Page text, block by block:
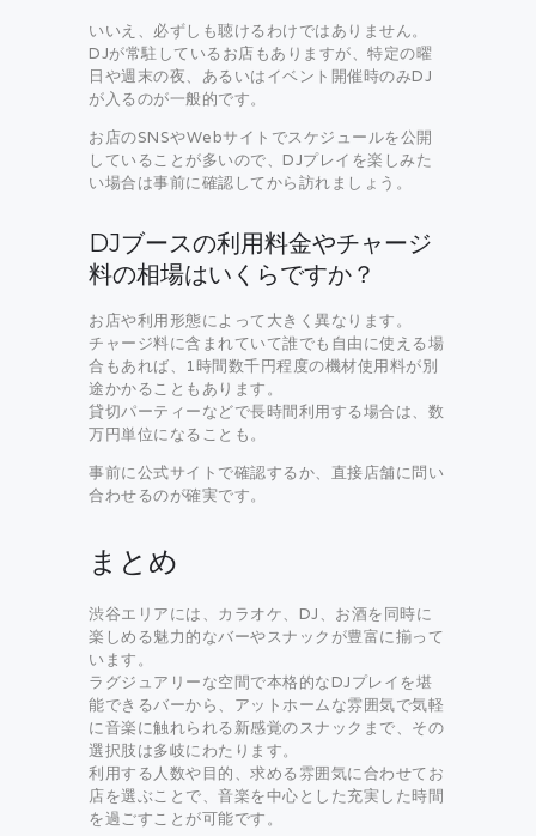
いいえ、必ずしも聴けるわけではありません。
DJが常駐しているお店もありますが、特定の曜
日や週末の夜、あるいはイベント開催時のみDJ
が入るのが一般的です。
お店のSNSやWebサイトでスケジュールを公開
していることが多いので、DJプレイを楽しみた
い場合は事前に確認してから訪れましょう。
DJブースの利用料金やチャージ
料の相場はいくらですか？
お店や利用形態によって大きく異なります。
チャージ料に含まれていて誰でも自由に使える場
合もあれば、1時間数千円程度の機材使用料が別
途かかることもあります。
貸切パーティーなどで長時間利用する場合は、数
万円単位になることも。
事前に公式サイトで確認するか、直接店舗に問い
合わせるのが確実です。
まとめ
渋谷エリアには、カラオケ、DJ、お酒を同時に
楽しめる魅力的なバーやスナックが豊富に揃って
います。
ラグジュアリーな空間で本格的なDJプレイを堪
能できるバーから、アットホームな雰囲気で気軽
に音楽に触れられる新感覚のスナックまで、その
選択肢は多岐にわたります。
利用する人数や目的、求める雰囲気に合わせてお
店を選ぶことで、音楽を中心とした充実した時間
を過ごすことが可能です。